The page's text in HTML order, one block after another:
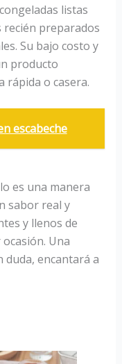
listas
preparados
Su bajo costo y
producto
rápida o casera.
escabeche
es una manera
sabor real y
y llenos de
Una
duda, encantará a